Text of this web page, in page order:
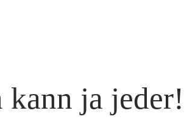
ja jeder!